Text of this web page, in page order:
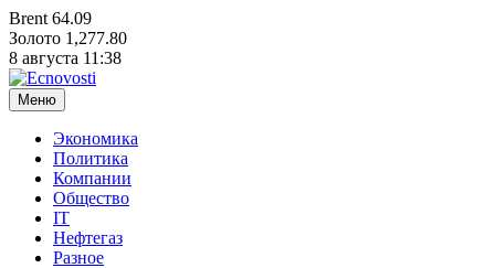
Brent 64.09
Золото 1,277.80
8 августа 11:38
Меню
Экономика
Политика
Компании
Общество
IT
Нефтегаз
Разное